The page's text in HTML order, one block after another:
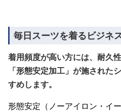
毎日スーツを着るビジネ
着用頻度が高い方には、耐久
「形態安定加工」が施された
すめします。
形態安定（ノーアイロン・イ